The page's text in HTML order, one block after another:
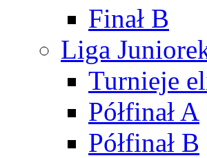
Finał B
Liga
Turnieje
Półfinał A
Półfinał B